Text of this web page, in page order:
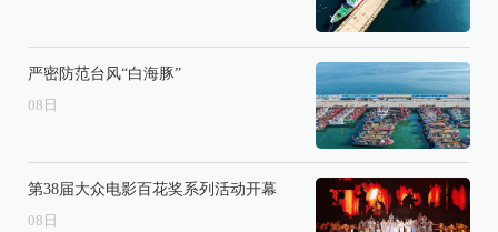
严密防范台风“白海豚”
08 日
第38届大众电影百花奖系列活动开幕
08 日